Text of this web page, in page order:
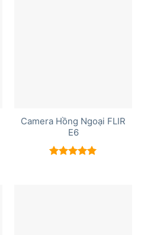
Camera Hồng Ngoại FLIR
E6